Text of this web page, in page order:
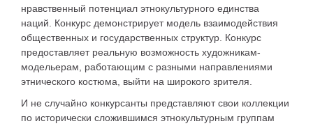
нравственный потенциал этнокультурного единства
наций. Конкурс демонстрирует модель взаимодействия
общественных и государственных структур. Конкурс
предоставляет реальную возможность художникам-
модельерам, работающим с разными направлениями
этнического костюма, выйти на широкого зрителя.
И не случайно конкурсанты представляют свои коллекции
по исторически сложившимся этнокультурным группам